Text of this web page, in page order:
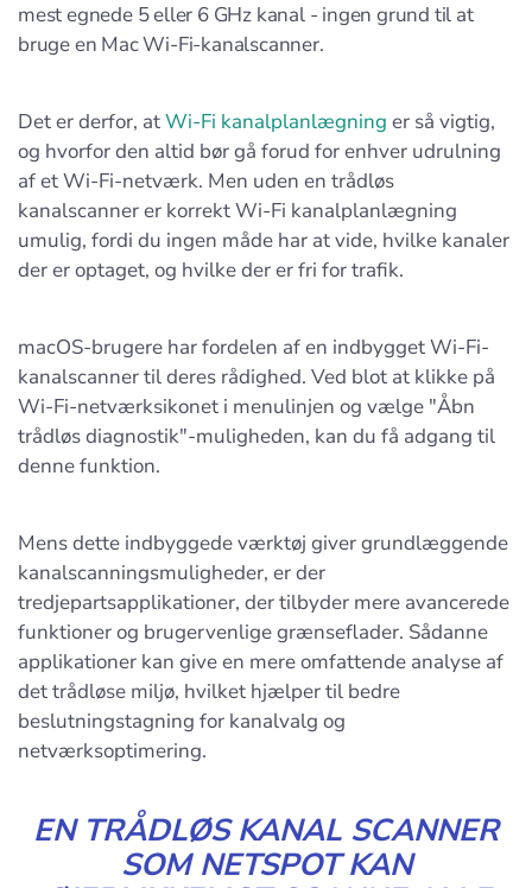
mest egnede 5 eller 6 GHz kanal - ingen grund til at
bruge en Mac Wi-Fi-kanalscanner.
Det er derfor, atWi-Fi kanalplanlægning er så vigtig,
og hvorfor den altid bør gå forud for enhver udrulning
af et Wi-Fi-netværk. Men uden en trådløs
kanalscanner er korrekt Wi-Fi kanalplanlægning
umulig, fordi du ingen måde har at vide, hvilke kanaler
der er optaget, og hvilke der er fri for trafik.
macOS-brugere har fordelen af en indbygget Wi-Fi-
kanalscanner til deres rådighed. Ved blot at klikke på
Wi-Fi-netværksikonet i menulinjen og vælge "Åbn
trådløs diagnostik"-muligheden, kan du få adgang til
denne funktion.
Mens dette indbyggede værktøj giver grundlæggende
kanalscanningsmuligheder, er der
tredjepartsapplikationer, der tilbyder mere avancerede
funktioner og brugervenlige grænseflader. Sådanne
applikationer kan give en mere omfattende analyse af
det trådløse miljø, hvilket hjælper til bedre
beslutningstagning for kanalvalg og
netværksoptimering.
EN TRÅDLØS KANAL SCANNER
SOM NETSPOT KAN